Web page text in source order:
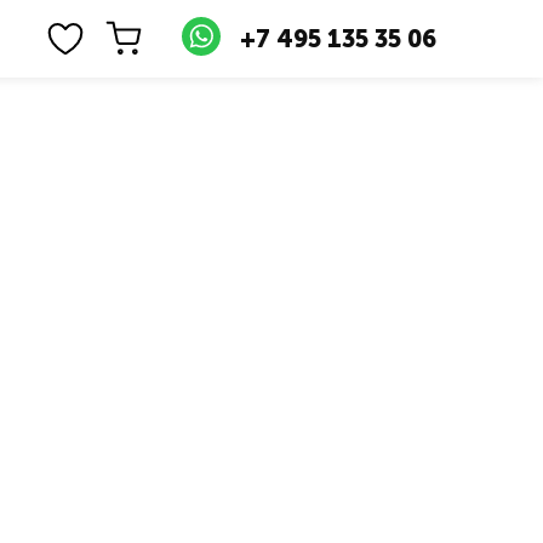
+7 495 135 35 06